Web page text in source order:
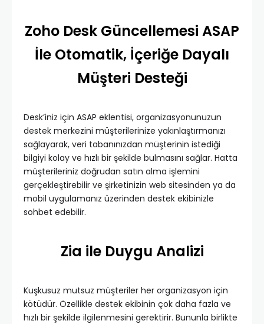
Zoho Desk Güncellemesi ASAP
İle Otomatik, İçeriğe Dayalı
Müşteri Desteği
Desk’iniz için ASAP eklentisi, organizasyonunuzun
destek merkezini müşterilerinize yakınlaştırmanızı
sağlayarak, veri tabanınızdan müşterinin istediği
bilgiyi kolay ve hızlı bir şekilde bulmasını sağlar. Hatta
müşterileriniz doğrudan satın alma işlemini
gerçekleştirebilir ve şirketinizin web sitesinden ya da
mobil uygulamanız üzerinden destek ekibinizle
sohbet edebilir.
Zia ile Duygu Analizi
Kuşkusuz mutsuz müşteriler her organizasyon için
kötüdür. Özellikle destek ekibinin çok daha fazla ve
hızlı bir şekilde ilgilenmesini gerektirir. Bununla birlikte